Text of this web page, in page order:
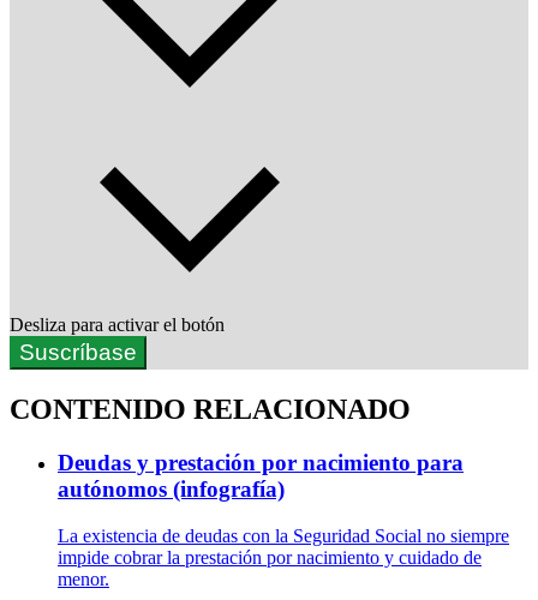
Desliza para activar el botón
Suscríbase
CONTENIDO RELACIONADO
Deudas y prestación por nacimiento para
autónomos (infografía)
La existencia de deudas con la Seguridad Social no siempre
impide cobrar la prestación por nacimiento y cuidado de
menor.